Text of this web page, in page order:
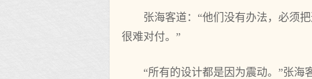
张海客道：“他们没有办法，必须
很难对付。”
“所有的设计都是因为震动。”张海